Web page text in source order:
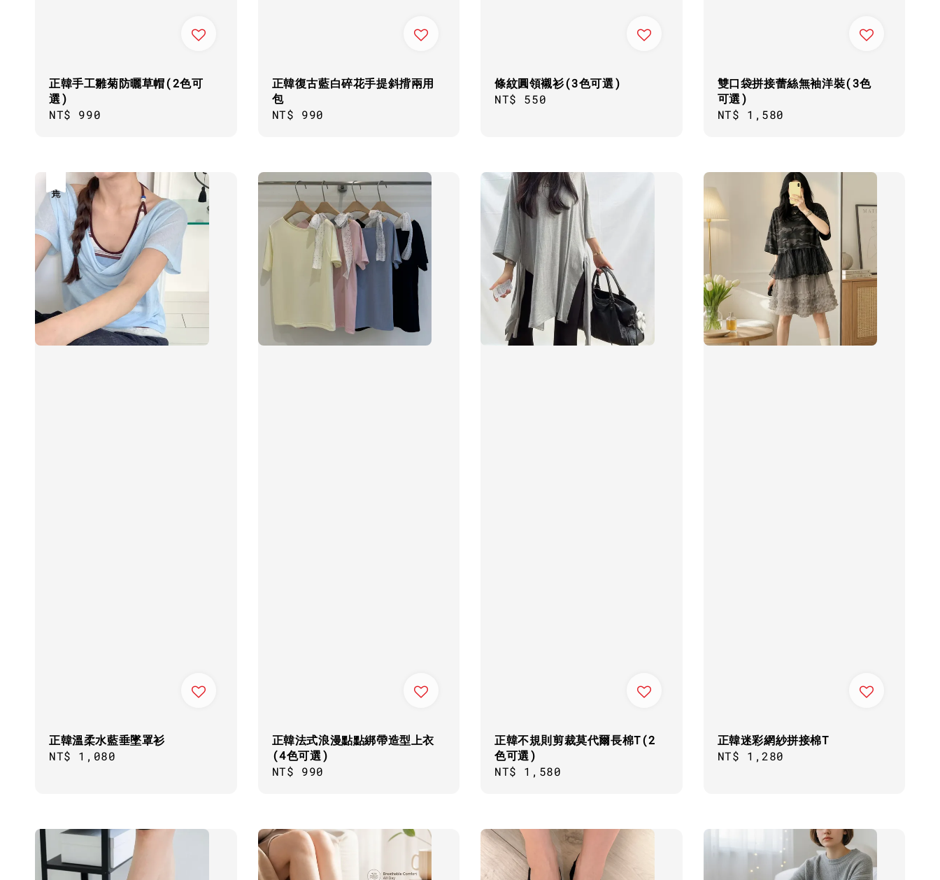
正韓手工雛菊防曬草帽(2色可
選)
Regular
NT$ 990
正韓復古藍白碎花手提斜揹兩用
包
Regular
NT$ 990
條紋圓領襯衫(3色可選)
Regular
NT$ 550
雙口袋拼接蕾絲無袖洋裝(3色
可選)
Regular
NT$ 1,580
正韓溫柔水藍垂墜罩衫
Regular
NT$ 1,080
正韓法式浪漫點點綁帶造型上衣
(4色可選)
Regular
NT$ 990
正韓不規則剪裁莫代爾長棉T(2
色可選)
Regular
NT$ 1,580
正韓迷彩網紗拼接棉T
Regular
NT$ 1,280